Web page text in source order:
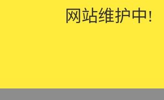
网站维护中!
网站维护中!